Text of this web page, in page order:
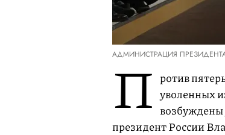
АДМИНИСТРАЦИЯ
П ротив
уволенных
возбуждены
президент России